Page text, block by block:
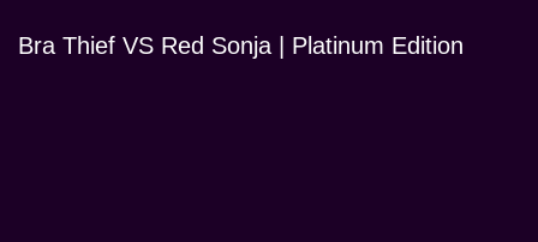
Bra Thief VS Red Sonja | Platinum Edition